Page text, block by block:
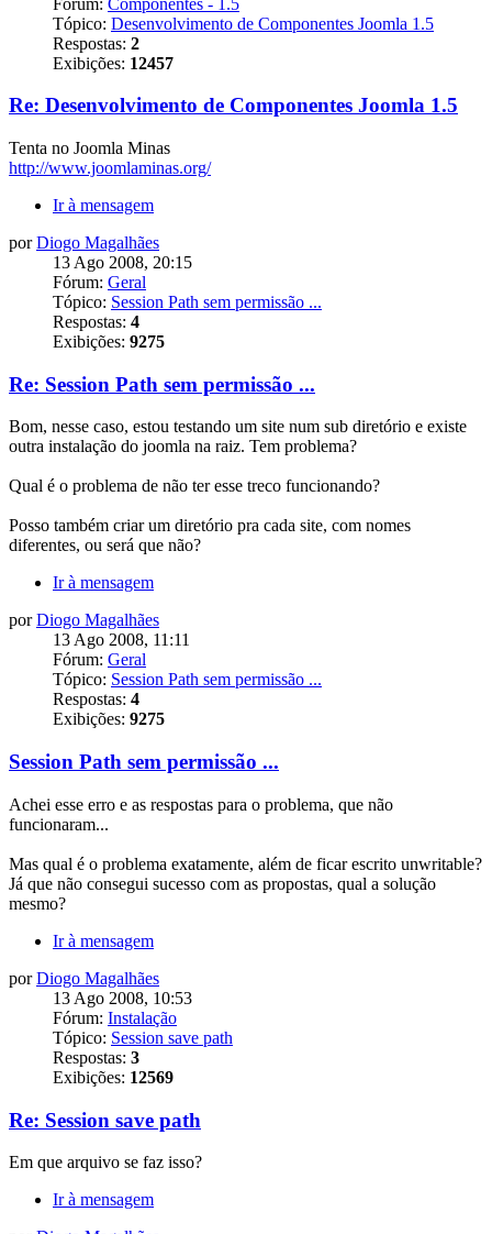
Tópico: Desenvolvimento de Componentes Joomla 1.5
Respostas: 2
Exibições: 12457
Re: Desenvolvimento de Componentes Joomla 1.5
Tenta no Joomla Minas
http://www.joomlaminas.org/
Ir à mensagem
porDiogo Magalhães
13 Ago 2008, 20:15
Fórum: Geral
Tópico: Session Path sem permissão ...
Respostas: 4
Exibições: 9275
Re: Session Path sem permissão ...
Bom, nesse caso, estou testando um site num sub diretório e existe
outra instalação do joomla na raiz. Tem problema?
Qual é o problema de não ter esse treco funcionando?
Posso também criar um diretório pra cada site, com nomes
diferentes, ou será que não?
Ir à mensagem
porDiogo Magalhães
13 Ago 2008, 11:11
Fórum: Geral
Tópico: Session Path sem permissão ...
Respostas: 4
Exibições: 9275
Session Path sem permissão ...
Achei esse erro e as respostas para o problema, que não
funcionaram...
Mas qual é o problema exatamente, além de ficar escrito unwritable?
Já que não consegui sucesso com as propostas, qual a solução
mesmo?
Ir à mensagem
porDiogo Magalhães
13 Ago 2008, 10:53
Fórum: Instalação
Tópico: Session save path
Respostas: 3
Exibições: 12569
Re: Session save path
Em que arquivo se faz isso?
Ir à mensagem